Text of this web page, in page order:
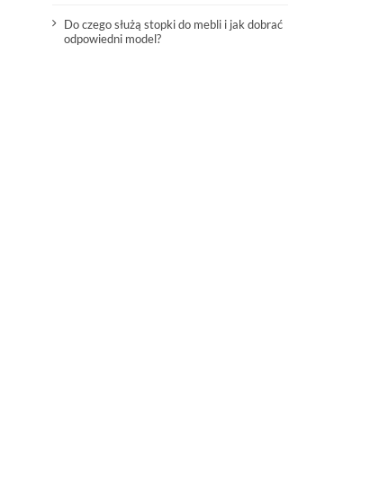
Do czego służą stopki do mebli i jak dobrać
odpowiedni model?